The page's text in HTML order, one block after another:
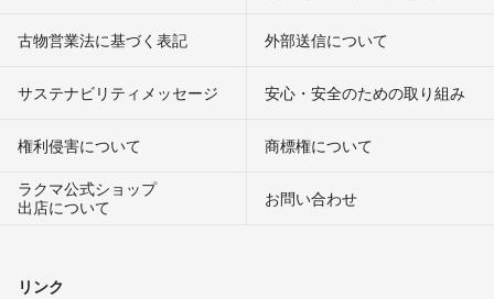
古物営業法に基づく表記 外部送信について
サステナビリティメッセージ 安心・安全のための取り組み
権利侵害について
商標権について
ラクマ公式ショップ
出店について
お問い合わせ
リンク